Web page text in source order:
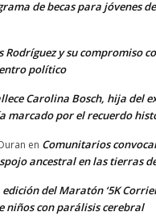
de becas para jóvenes
Rodríguez y su compromiso
político
Carolina Bosch, hija del
marcado por el recuerdo
en Comunitarios
ancestral en las tierras
del Maratón ‘5K
niños con parálisis cerebral